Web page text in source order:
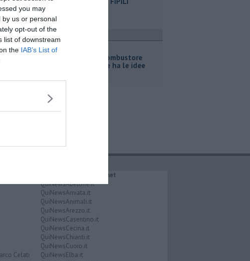
you may
by us or personal
opt-out of the
list of downstream
the IAB’s List of
Attualità
"sull'ossicombustore
l'assessore ha le idee
Celati
IL NETWORK QuiNews.net
QuiNewsAbetone.it
QuiNewsAmiata.it
QuiNewsAnimali.it
QuiNewsArezzo.it
QuiNewsCasentino.it
QuiNewsCecina.it
QuiNewsChianti.it
QuiNewsCuoio.it
QuiNewsElba.it